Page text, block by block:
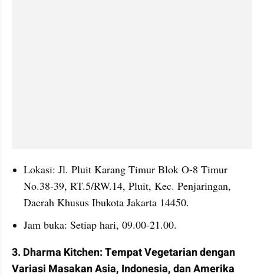
Lokasi: Jl. Pluit Karang Timur Blok O-8 Timur
No.38-39, RT.5/RW.14, Pluit, Kec. Penjaringan,
Daerah Khusus Ibukota Jakarta 14450.
Jam buka: Setiap hari, 09.00-21.00.
3. Dharma Kitchen: Tempat Vegetarian dengan
Variasi Masakan Asia, Indonesia, dan Amerika